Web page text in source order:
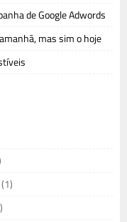
de Google Adwords
mas sim o hoje